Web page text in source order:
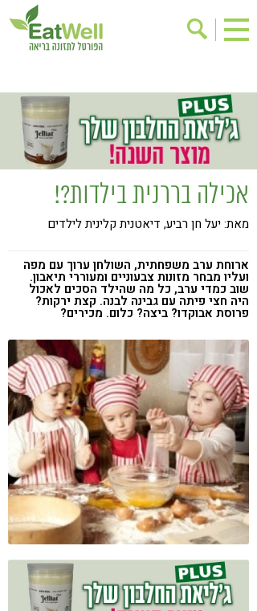
בישול בריא
אינדקס עסקים
ריפוי ומניעת מחלות
בריאות האישה
תוספי תזונה
מתכוני בריאות
אירועים
שינוי תזונתי
גישות בתזונה
דיאטה
ניקוי רעלים
מזונות על
ילדים
תזונה וספורט
הפרעות קשב & ריכוז
אכילה רגשית
רגישות לגלוטן
טעים להכיר
קורונה
טבעונות
אכילה בררנית בילדות?!
מאת: יעל חן רביע, דיאטנית קלינית לילדים
ארוחת ערב משפחתית, השולחן ערוך עם מפה
ועליו מבחר מזונות צבעוניים ומעוררי תיאבון.
שוב כמדי ערב, כל מה שהילד הסכים לאכול
היה חצי פיתה עם גבינה לבנה. קצת ירקות?
פרוסת אבוקדו? ביצה? כלום. מכירים?